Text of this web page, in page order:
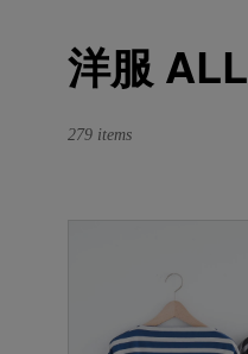
洋服 ALL
279 items